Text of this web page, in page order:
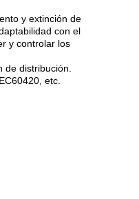
y extinción de
con el
y controlar los
distribución.
etc.